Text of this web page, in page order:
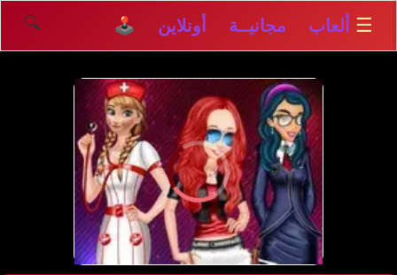
☰ ألعاب مجانيــة أونلاين 🕹️ 🔍
إلعــــب